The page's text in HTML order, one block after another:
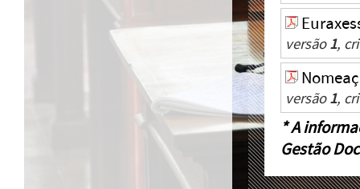
versão1,
versão1,
* A
Gestão